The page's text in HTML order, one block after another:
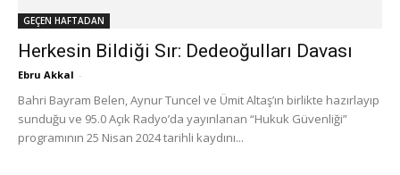
GEÇEN HAFTADAN
Herkesin Bildiği Sır: Dedeoğulları Davası
Ebru Akkal -
Bahri Bayram Belen, Aynur Tuncel ve Ümit Altaş’ın birlikte hazırlayıp
sunduğu ve 95.0 Açık Radyo’da yayınlanan “Hukuk Güvenliği”
programının 25 Nisan 2024 tarihli kaydını...